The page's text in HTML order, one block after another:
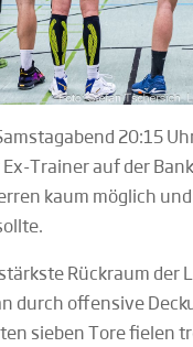
20:15
Trainer auf der
kaum möglich
Rückraum
durch offensive
sieben Tore fielen